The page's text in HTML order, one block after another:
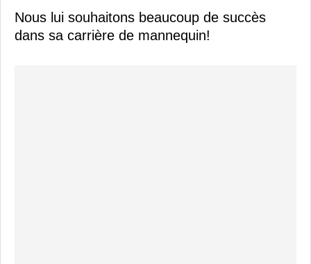
Nous lui souhaitons beaucoup de succès
dans sa carrière de mannequin!